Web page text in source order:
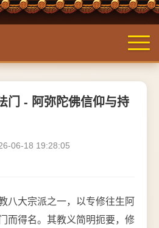
门 - 阿弥陀佛信仰与持
06-18 19:28:05
八大宗派之一，以专修往生阿
而得名。其教义简明扼要，修